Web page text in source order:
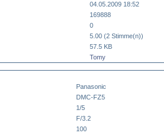
04.05.2009 18:52
169888
0
5.00 (2 Stimme(n))
57.5 KB
Tomy
Panasonic
DMC-FZ5
1/5
F/3.2
100